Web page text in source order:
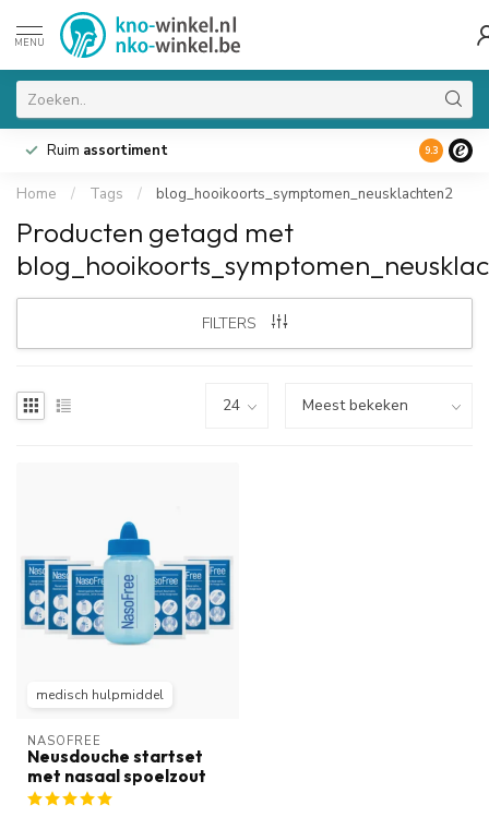
MENU
Ruim assortiment 9.3
Home / Tags / blog_hooikoorts_symptomen_neusklachten2
Producten getagd met
FILTERS
medisch hulpmiddel
NASOFREE
Neusdouche startset
met nasaal spoelzout